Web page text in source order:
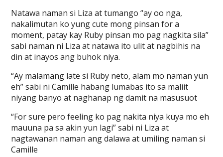
Natawa naman si Liza at tumango “ay oo nga,
nakalimutan ko yung cute mong pinsan for a
moment, patay kay Ruby pinsan mo pag nagkita sila”
sabi naman ni Liza at natawa ito ulit at nagbihis na
din at inayos ang buhok niya.
“Ay malamang late si Ruby neto, alam mo naman yun
eh” sabi ni Camille habang lumabas ito sa maliit
niyang banyo at naghanap ng damit na masusuot
“For sure pero feeling ko pag nakita niya kuya mo eh
mauuna pa sa akin yun lagi” sabi ni Liza at
nagtawanan naman ang dalawa at umiling naman si
Camille